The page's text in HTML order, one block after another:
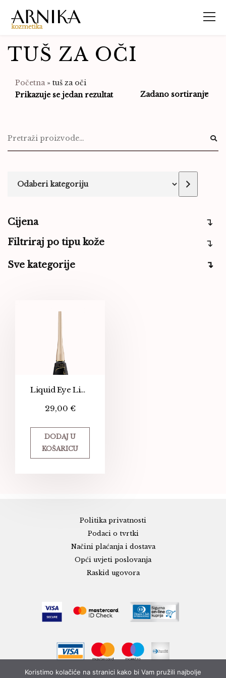
TUŠ ZA OČI
Početna» tuš za oči
Prikazuje se jedan rezultat
Cijena
Filtriraj po tipu kože
Sve kategorije
Liquid Eye Liner
29,00 €
DODAJ U
KOŠARICU
Politika privatnosti
Podaci o tvrtki
Načini plaćanja i dostava
Opći uvjeti poslovanja
Raskid ugovora
Koristimo kolačiće na stranici kako bi Vam pružili najbolje